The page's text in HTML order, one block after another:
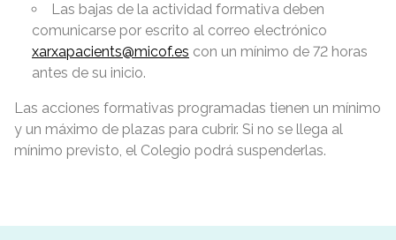
Las bajas de la actividad formativa deben
comunicarse por escrito al correo electrónico
xarxapacients@micof.es con un mínimo de 72 horas
antes de su inicio.
Las acciones formativas programadas tienen un mínimo
y un máximo de plazas para cubrir. Si no se llega al
mínimo previsto, el Colegio podrá suspenderlas.